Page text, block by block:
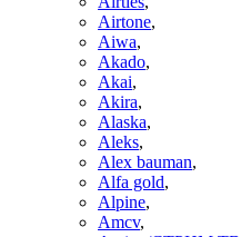
Airtone,
Aiwa,
Akado,
Akai,
Akira,
Alaska,
Aleks,
Alex bauman,
Alfa gold,
Alpine,
Amcv,